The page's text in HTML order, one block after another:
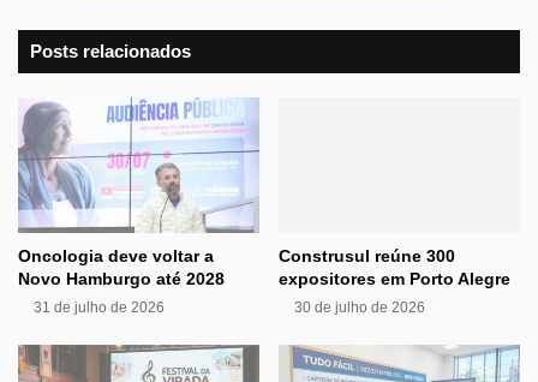
Posts relacionados
Oncologia deve voltar a
Novo Hamburgo até 2028
31 de julho de 2026
Construsul reúne 300
expositores em Porto Alegre
30 de julho de 2026